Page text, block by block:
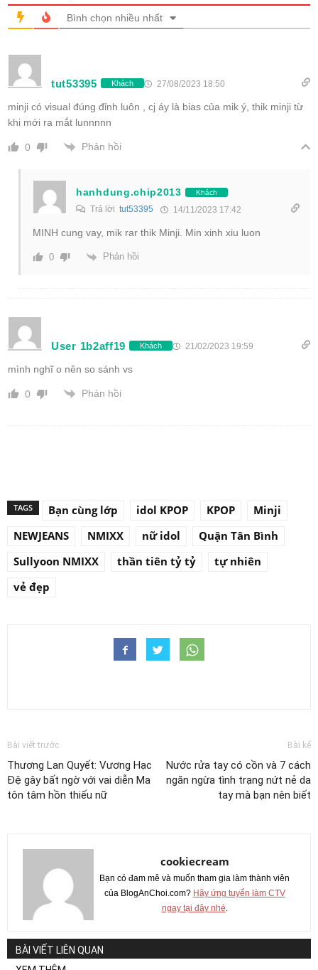
Bình chọn nhiều nhất
tut53395 Khách 27/08/2023 18:50
minji có visual đúng đỉnh luôn , cj áy là bias của mik ý, thik minji từ
khi mới ra mắt lunnnnn
0 Phản hồi
hanhdung.chip2013 Khách
Trả lời tut53395 14/11/2023 17:42
MINH cung vay, mik rar thik Minji. Min xinh xiu luon
0 Phản hồi
User 1b2aff19 Khách 21/02/2023 19:59
mình nghĩ o nên so sánh vs
0 Phản hồi
TAGS Bạn cùng lớp idol KPOP KPOP
Minji
NEWJEANS
NMIXX nữ idol
Quận Tân Bình
Sullyoon NMIXX
thần tiên tỷ tỷ
tự nhiên
vẻ đẹp
Bài viết trước
Thương Lan Quyết: Vương Hạc
Đệ gây bất ngờ với vai diễn Ma
tôn tâm hồn thiếu nữ
Bài kế
Nước rửa tay có cồn và 7 cách
ngăn ngừa tình trạng nứt nẻ da
tay mà bạn nên biết
cookiecream
Bạn có đam mê và muốn tham gia làm thành viên
của BlogAnChoi.com? Hãy ứng tuyển làm CTV
ngay tại đây nhé.
BÀI VIẾT LIÊN QUAN